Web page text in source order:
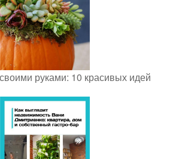
руками: 10 красивых идей